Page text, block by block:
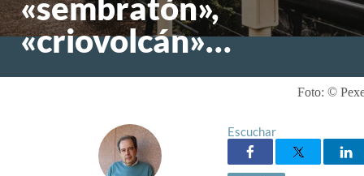
«sembratón»,
«criovolcán»…
Foto: ©
Escuchar